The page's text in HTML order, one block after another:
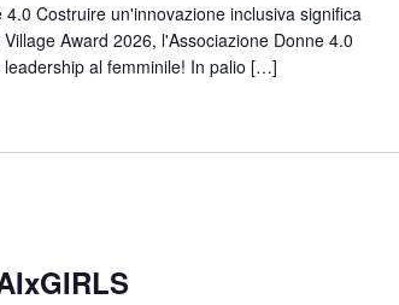
Costruire un'innovazione inclusiva significa
Award 2026, l'Associazione Donne 4.0
al femminile! In palio […]